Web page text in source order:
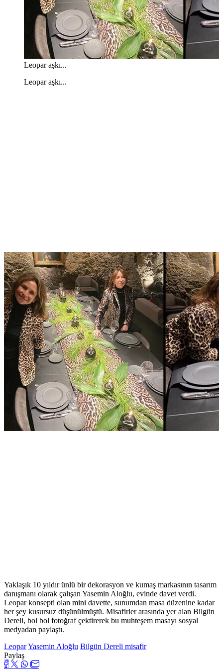
Leopar aşkı...
Leopar aşkı...
Yaklaşık 10 yıldır ünlü bir dekorasyon ve kumaş markasının tasarım
danışmanı olarak çalışan Yasemin Aloğlu, evinde davet verdi.
Leopar konsepti olan mini davette, sunumdan masa düzenine kadar
her şey kusursuz düşünülmüştü. Misafirler arasında yer alan Bilgün
Dereli, bol bol fotoğraf çektirerek bu muhteşem masayı sosyal
medyadan paylaştı.
LeoparYasemin Aloğlu Bilgün Dereli misafir
Paylaş